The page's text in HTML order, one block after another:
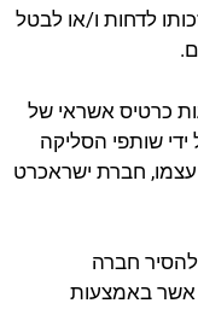
לדחות ו/או לבטל
כרטיס אשראי של
שותפי הסליקה
חברת ישראכרט
להסיר חברה
באמצעות